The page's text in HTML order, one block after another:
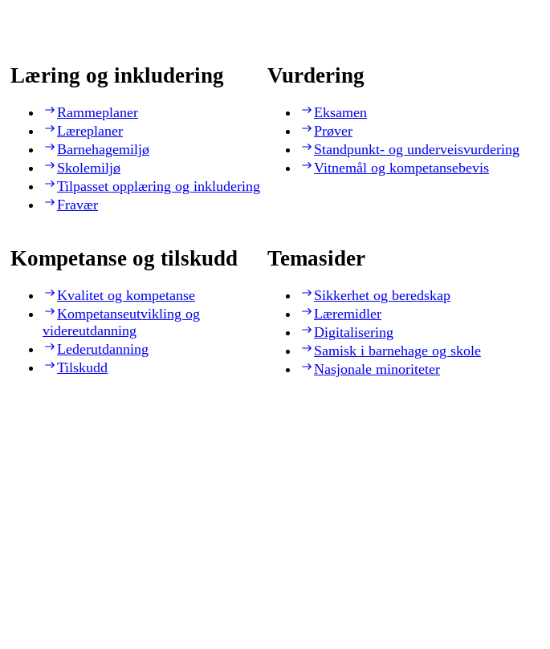
Læring og inkludering
Rammeplaner
Læreplaner
Barnehagemiljø
Skolemiljø
Tilpasset opplæring og inkludering
Fravær
Vurdering
Eksamen
Prøver
Standpunkt- og underveisvurdering
Vitnemål og kompetansebevis
Kompetanse og tilskudd
Kvalitet og kompetanse
Kompetanseutvikling og
videreutdanning
Lederutdanning
Tilskudd
Temasider
Sikkerhet og beredskap
Læremidler
Digitalisering
Samisk i barnehage og skole
Nasjonale minoriteter